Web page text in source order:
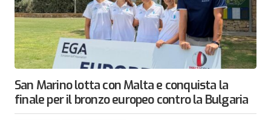
San Marino lotta con Malta e conquista la
finale per il bronzo europeo contro la Bulgaria